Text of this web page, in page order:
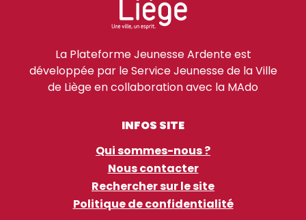
La Plateforme Jeunesse Ardente est
développée par le Service Jeunesse de la Ville
de Liège en collaboration avec la MAdo
INFOS SITE
Qui sommes-nous ?
Nous contacter
Rechercher sur le site
Politique de confidentialité